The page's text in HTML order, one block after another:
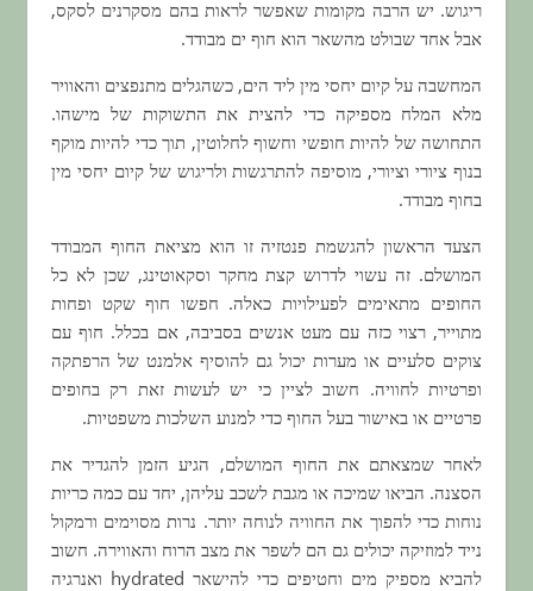
ריגוש. יש הרבה מקומות שאפשר לראות בהם מסקרנים לסקס,
אבל אחד שבולט מהשאר הוא חוף ים מבודד.
המחשבה על קיום יחסי מין ליד הים, כשהגלים מתנפצים והאוויר
מלא המלח מספיקה כדי להצית את התשוקות של מישהו.
התחושה של להיות חופשי וחשוף לחלוטין, תוך כדי להיות מוקף
בנוף ציורי וציורי, מוסיפה להתרגשות ולריגוש של קיום יחסי מין
בחוף מבודד.
הצעד הראשון להגשמת פנטזיה זו הוא מציאת החוף המבודד
המושלם. זה עשוי לדרוש קצת מחקר וסקאוטינג, שכן לא כל
החופים מתאימים לפעילויות כאלה. חפשו חוף שקט ופחות
מתוייר, רצוי כזה עם מעט אנשים בסביבה, אם בכלל. חוף עם
צוקים סלעיים או מערות יכול גם להוסיף אלמנט של הרפתקה
ופרטיות לחוויה. חשוב לציין כי יש לעשות זאת רק בחופים
פרטיים או באישור בעל החוף כדי למנוע השלכות משפטיות.
לאחר שמצאתם את החוף המושלם, הגיע הזמן להגדיר את
הסצנה. הביאו שמיכה או מגבת לשכב עליהן, יחד עם כמה כריות
נוחות כדי להפוך את החוויה לנוחה יותר. נרות מסוימים ורמקול
נייד למוזיקה יכולים גם הם לשפר את מצב הרוח והאווירה. חשוב
להביא מספיק מים וחטיפים כדי להישאר hydrated ואנרגיה